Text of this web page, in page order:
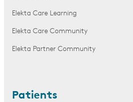
Elekta Care Learning
Elekta Care Community
Elekta Partner Community
Patients